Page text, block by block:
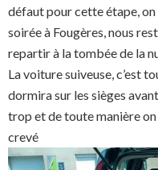
défaut pour cette étape,
soirée à Fougères, nous
repartir à la tombée de la
La voiture suiveuse, c’est
dormira sur les sièges
trop et de toute manière on
crevé